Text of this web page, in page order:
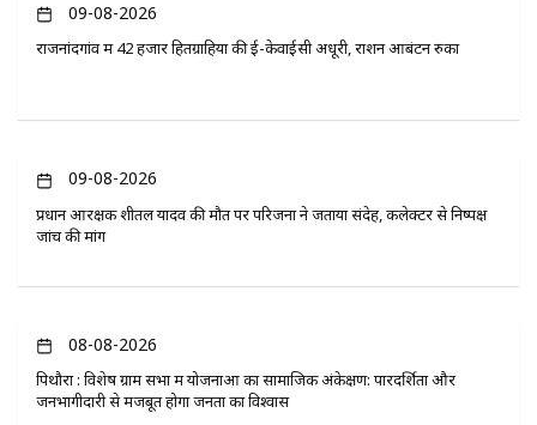
09-08-2026
राजनांदगांव में 42 हजार हितग्राहियों की ई-केवाईसी अधूरी, राशन आबंटन रुका
09-08-2026
प्रधान आरक्षक शीतल यादव की मौत पर परिजनों ने जताया संदेह, कलेक्टर से निष्पक्ष
जांच की मांग
08-08-2026
पिथौरा : विशेष ग्राम सभा में योजनाओं का सामाजिक अंकेक्षण: पारदर्शिता और
जनभागीदारी से मजबूत होगा जनता का विश्वास